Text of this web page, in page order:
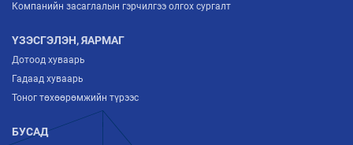
Компанийн засаглалын гэрчилгээ олгох сургалт
ҮЗЭСГЭЛЭН, ЯАРМАГ
Дотоод хуваарь
Гадаад хуваарь
Тоног төхөөрөмжийн түрээс
БУСАД